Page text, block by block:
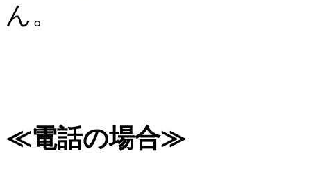
ん。
≪電話の場合≫